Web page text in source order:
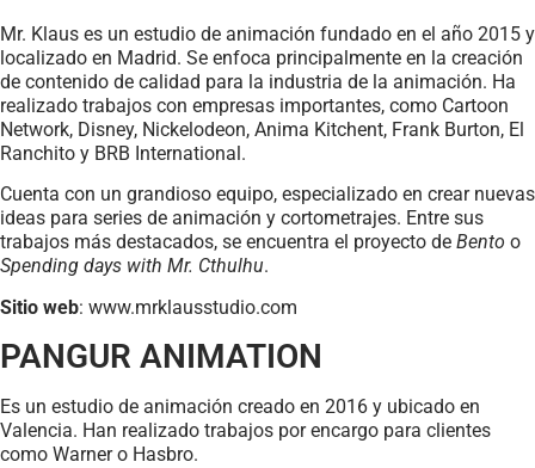
Mr. Klaus es un estudio de animación fundado en el año 2015 y
localizado en Madrid. Se enfoca principalmente en la creación
de contenido de calidad para la industria de la animación. Ha
realizado trabajos con empresas importantes, como Cartoon
Network, Disney, Nickelodeon, Anima Kitchent, Frank Burton, El
Ranchito y BRB International.
Cuenta con un grandioso equipo, especializado en crear nuevas
ideas para series de animación y cortometrajes. Entre sus
trabajos más destacados, se encuentra el proyecto de Bento o
Spending days with Mr. Cthulhu.
Sitio web: www.mrklausstudio.com
PANGUR ANIMATION
Es un estudio de animación creado en 2016 y ubicado en
Valencia. Han realizado trabajos por encargo para clientes
como Warner o Hasbro.